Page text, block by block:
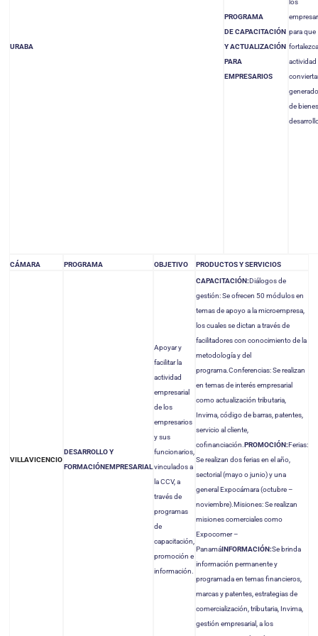
URABA
PROGRAMA
DECAPACITACIÓN
Y ACTUALIZACIÓN
PARA
EMPRESARIOS
los
para que
actividad
de
CÁMARA PROGRAMA OBJETIVO PRODUCTOS Y SERVICIOS
VILLAVICENCIO
DESARROLLO Y
FORMACIÓNEMPRESARIAL
Apoyar y
facilitar la
actividad
empresarial
de los
empresarios
y sus
funcionarios,
vinculados a
la CCV, a
través de
programas
de
capacitación,
promoción e
información.
CAPACITACIÓN:Diálogos de
gestión: Se ofrecen 50 módulos en
temas de apoyo a la microempresa,
los cuales se dictan a través de
facilitadores con conocimiento de la
metodología y del
programa.Conferencias: Se realizan
en temas de interés empresarial
como actualización tributaria,
Invima, código de barras, patentes,
servicio al cliente,
cofinanciación. PROMOCIÓN:Ferias:
Se realizan dos ferias en el año,
sectorial (mayo o junio) y una
general Expocámara (octubre –
noviembre). Misiones: Se realizan
misiones comerciales como
Expocomer –
PanamáINFORMACIÓN:Se brinda
información permanente y
programada en temas financieros,
marcas y patentes, estrategias de
comercialización, tributaria, Invima,
gestión empresarial, a los